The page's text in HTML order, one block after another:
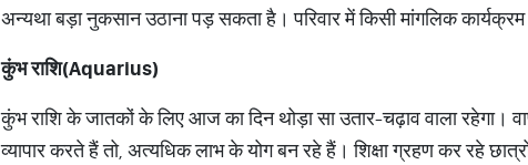
अन्यथा बड़ा नुकसान उठाना पड़ सकता है। परिवार में किसी मांगलिक
कुंभ राशि(Aquarius)
कुंभ राशि के जातकों के लिए आज का दिन थोड़ा सा उतार-चढ़ाव वाला
व्यापार करते हैं तो, अत्यधिक लाभ के योग बन रहे हैं। शिक्षा ग्रहण कर रहे